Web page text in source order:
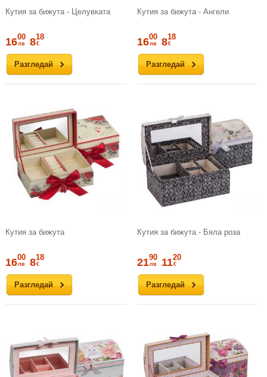
Кутия за бижута - Целувката
Разгледай
1600
лв 818
€
Кутия за бижута - Ангели
Разгледай
1600
лв 818
€
Кутия за бижута
Разгледай
1600
лв 818
€
Кутия за бижута - Бяла роза
Разгледай
2190
лв 1120
€